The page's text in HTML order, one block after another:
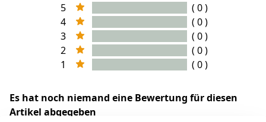
5
( 0 )
4
( 0 )
3
( 0 )
2
( 0 )
1
( 0 )
Es hat noch niemand eine Bewertung für diesen
Artikel abgegeben